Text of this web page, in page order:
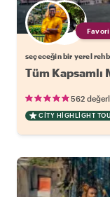
seçeceğin bir yerel
Tüm Kapsamlı
562
CITY HIGHLIGHT